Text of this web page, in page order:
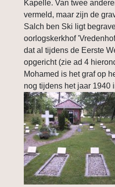
Kapelle. Van twee
vermeld, maar zijn de
Salch ben Ski ligt
oorlogskerkhof
dat al tijdens de Eerste
opgericht (zie ad 4
Mohamed is het graf op
nog tijdens het jaar 1940